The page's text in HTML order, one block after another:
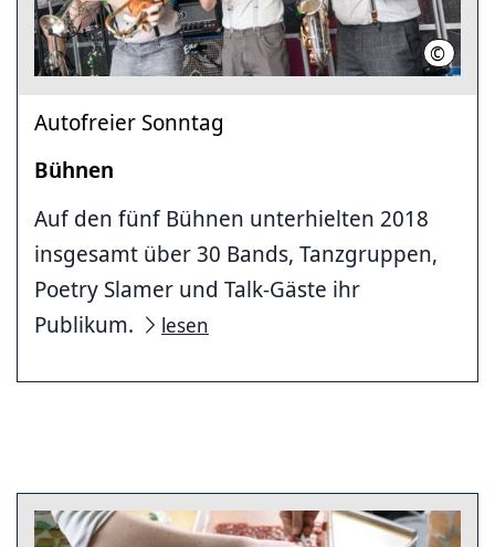
© LHH
Autofreier Sonntag
Bühnen
Auf den fünf Bühnen unterhielten 2018
insgesamt über 30 Bands, Tanzgruppen,
Poetry Slamer und Talk-Gäste ihr
Publikum.
lesen